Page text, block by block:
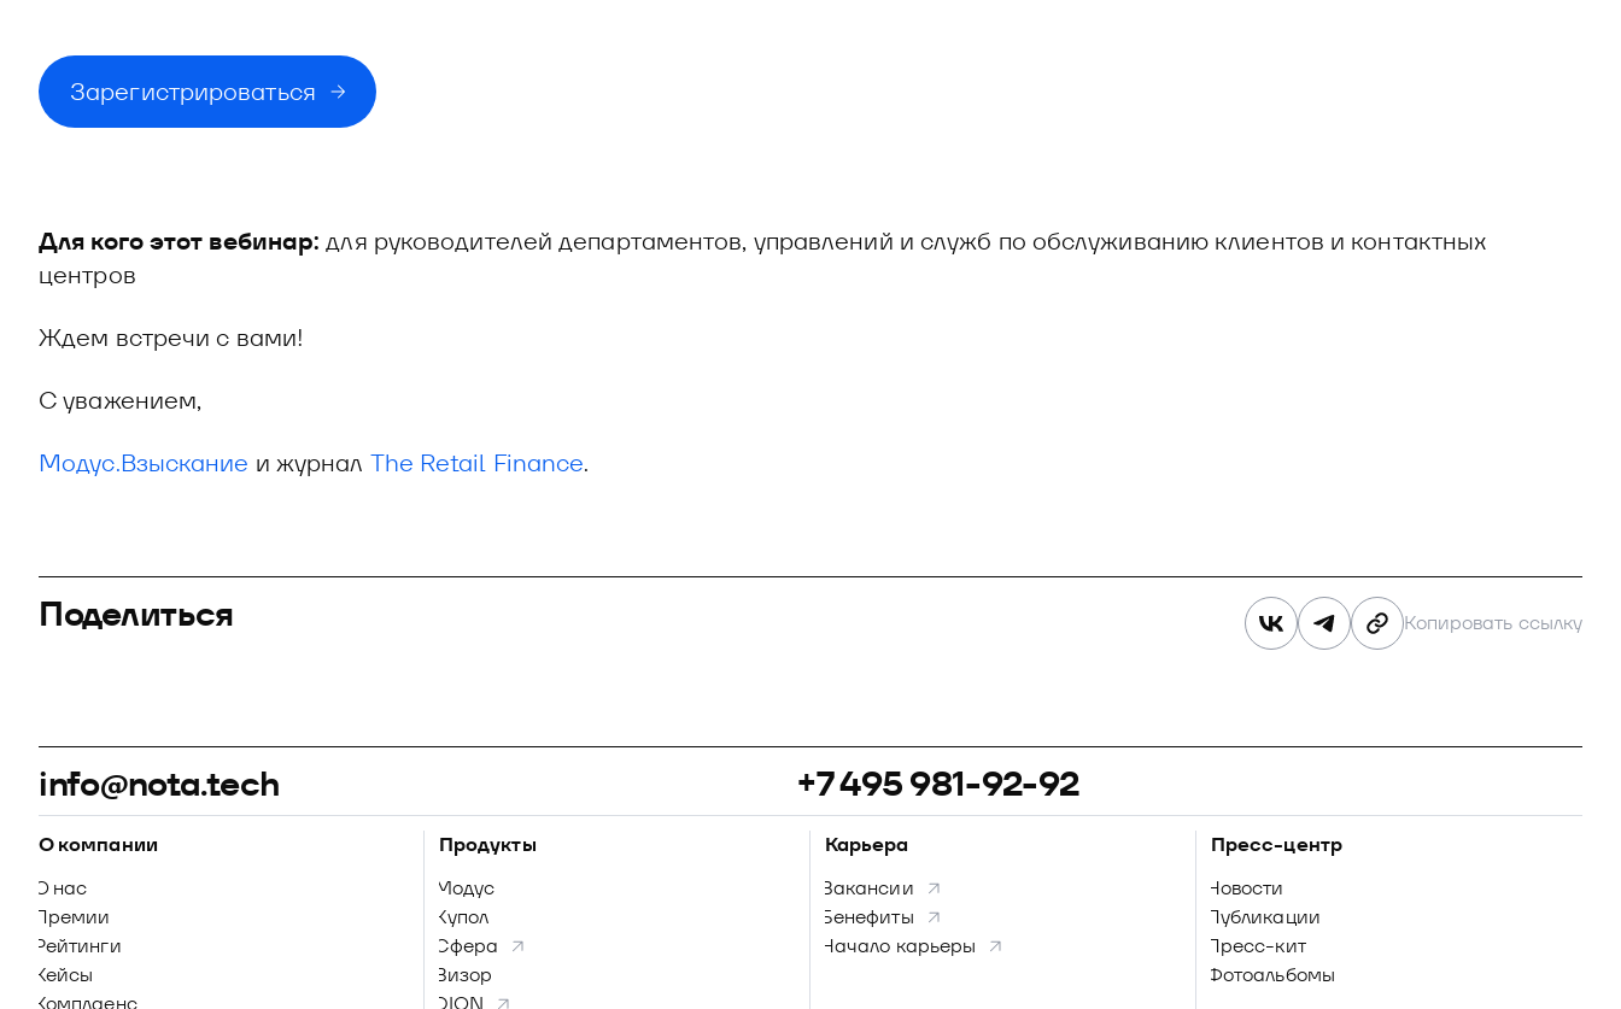
Зарегистрироваться
Для кого этот вебинар: для руководителей департаментов, управлений и служб по обслуживанию клиентов и контактных
центров
Ждем встречи с вами!
С уважением,
Модус.Взыскание и журнал The Retail Finance.
Поделиться Копировать ссылку
info@nota.tech +7 495 981-92-92
О компании
О нас
Премии
Рейтинги
Кейсы
Комплаенс
Продукты
Модус
Купол
Сфера
Визор
DION
Карьера
Вакансии
Бенефиты
Начало карьеры
Пресс-центр
Новости
Публикации
Пресс-кит
Фотоальбомы